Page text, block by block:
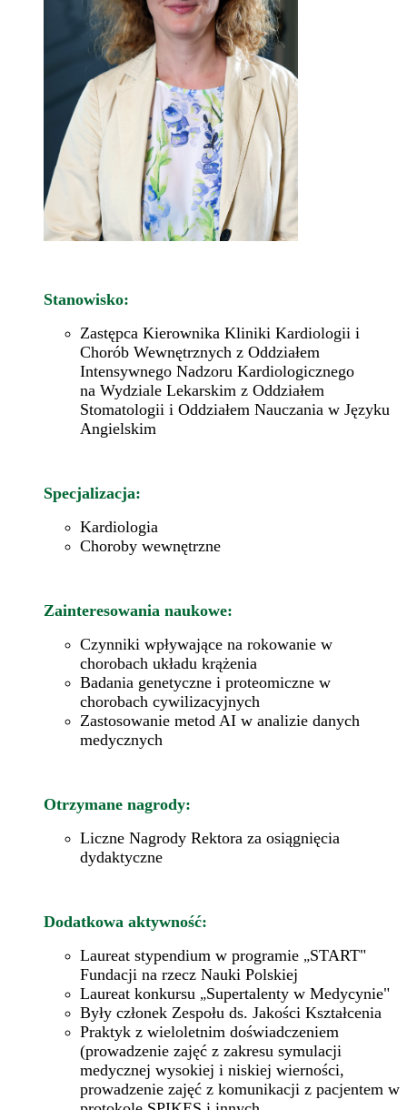
Stanowisko:
Zastępca Kierownika Kliniki Kardiologii i
Chorób Wewnętrznych z Oddziałem
Intensywnego Nadzoru Kardiologicznego
na Wydziale Lekarskim z Oddziałem
Stomatologii i Oddziałem Nauczania w Języku
Angielskim
Specjalizacja:
Kardiologia
Choroby wewnętrzne
Zainteresowania naukowe:
Czynniki wpływające na rokowanie w
chorobach układu krążenia
Badania genetyczne i proteomiczne w
chorobach cywilizacyjnych
Zastosowanie metod AI w analizie danych
medycznych
Otrzymane nagrody:
Liczne Nagrody Rektora za osiągnięcia
dydaktyczne
Dodatkowa aktywność:
Laureat stypendium w programie „START"
Fundacji na rzecz Nauki Polskiej
Laureat konkursu „Supertalenty w Medycynie"
Były członek Zespołu ds. Jakości Kształcenia
Praktyk z wieloletnim doświadczeniem
(prowadzenie zajęć z zakresu symulacji
medycznej wysokiej i niskiej wierności,
prowadzenie zajęć z komunikacji z pacjentem w